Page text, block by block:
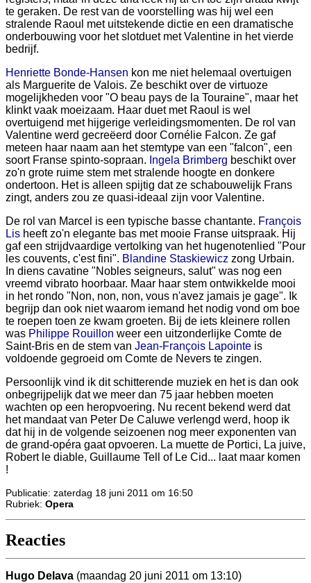
te geraken. De rest van de voorstelling was hij wel een
stralende Raoul met uitstekende dictie en een dramatische
onderbouwing voor het slotduet met Valentine in het vierde
bedrijf.
Henriette Bonde-Hansen kon me niet helemaal overtuigen
als Marguerite de Valois. Ze beschikt over de virtuoze
mogelijkheden voor "O beau pays de la Touraine", maar het
klinkt vaak moeizaam. Haar duet met Raoul is wel
overtuigend met hijgerige verleidingsmomenten. De rol van
Valentine werd gecreëerd door Cornélie Falcon. Ze gaf
meteen haar naam aan het stemtype van een "falcon", een
soort Franse spinto-sopraan. Ingela Brimberg beschikt over
zo'n grote ruime stem met stralende hoogte en donkere
ondertoon. Het is alleen spijtig dat ze schabouwelijk Frans
zingt, anders zou ze quasi-ideaal zijn voor Valentine.
De rol van Marcel is een typische basse chantante. François
Lis heeft zo'n elegante bas met mooie Franse uitspraak. Hij
gaf een strijdvaardige vertolking van het hugenotenlied "Pour
les couvents, c'est fini". Blandine Staskiewicz zong Urbain.
In diens cavatine "Nobles seigneurs, salut" was nog een
vreemd vibrato hoorbaar. Maar haar stem ontwikkelde mooi
in het rondo "Non, non, non, vous n'avez jamais je gage". Ik
begrijp dan ook niet waarom iemand het nodig vond om boe
te roepen toen ze kwam groeten. Bij de iets kleinere rollen
was Philippe Rouillon weer een uitzonderlijke Comte de
Saint-Bris en de stem van Jean-François Lapointe is
voldoende gegroeid om Comte de Nevers te zingen.
Persoonlijk vind ik dit schitterende muziek en het is dan ook
onbegrijpelijk dat we meer dan 75 jaar hebben moeten
wachten op een heropvoering. Nu recent bekend werd dat
het mandaat van Peter De Caluwe verlengd werd, hoop ik
dat hij in de volgende seizoenen nog meer exponenten van
de grand-opéra gaat opvoeren. La muette de Portici, La juive,
Robert le diable, Guillaume Tell of Le Cid... laat maar komen
!
Publicatie: zaterdag 18 juni 2011 om 16:50
Rubriek: Opera
Reacties
Hugo Delava (maandag 20 juni 2011 om 13:10)